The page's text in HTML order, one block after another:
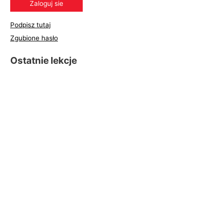
Podpisz tutaj
Zgubione hasło
Ostatnie lekcje